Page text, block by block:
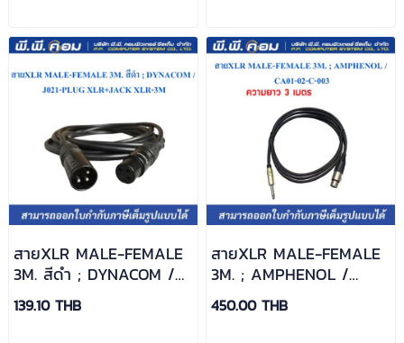
สายXLR MALE-FEMALE
3M. สีดำ ; DYNACOM /
J021-PLUG XLR+JACK
XLR-3M
139.10 THB
สายXLR MALE-FEMALE
3M. ; AMPHENOL /
CA01-02-C-003
450.00 THB